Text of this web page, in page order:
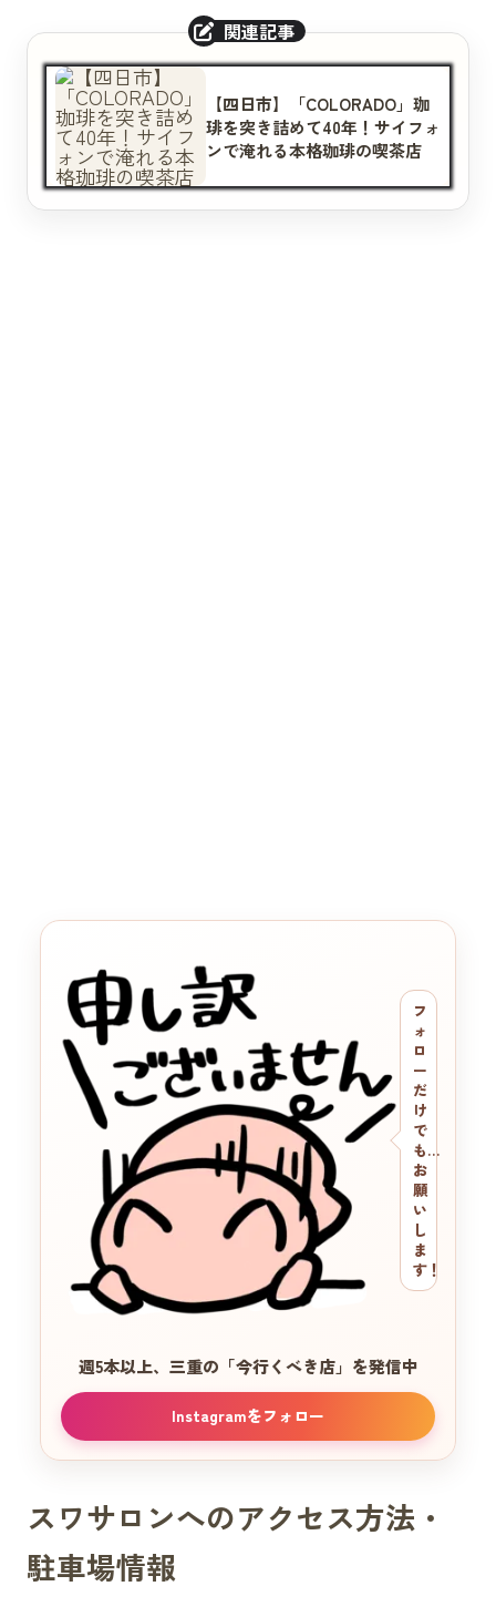
【四日市】「COLORADO」珈
琲を突き詰めて40年！サイフォ
ンで淹れる本格珈琲の喫茶店
フ
ォ
ロ
ー
だ
け
で
も…
お
願
い
し
ま
す！
週5本以上、三重の 「今行くべき店」を発信中
Instagramをフォロー
スワサロンへのアクセス方法・
駐車場情報